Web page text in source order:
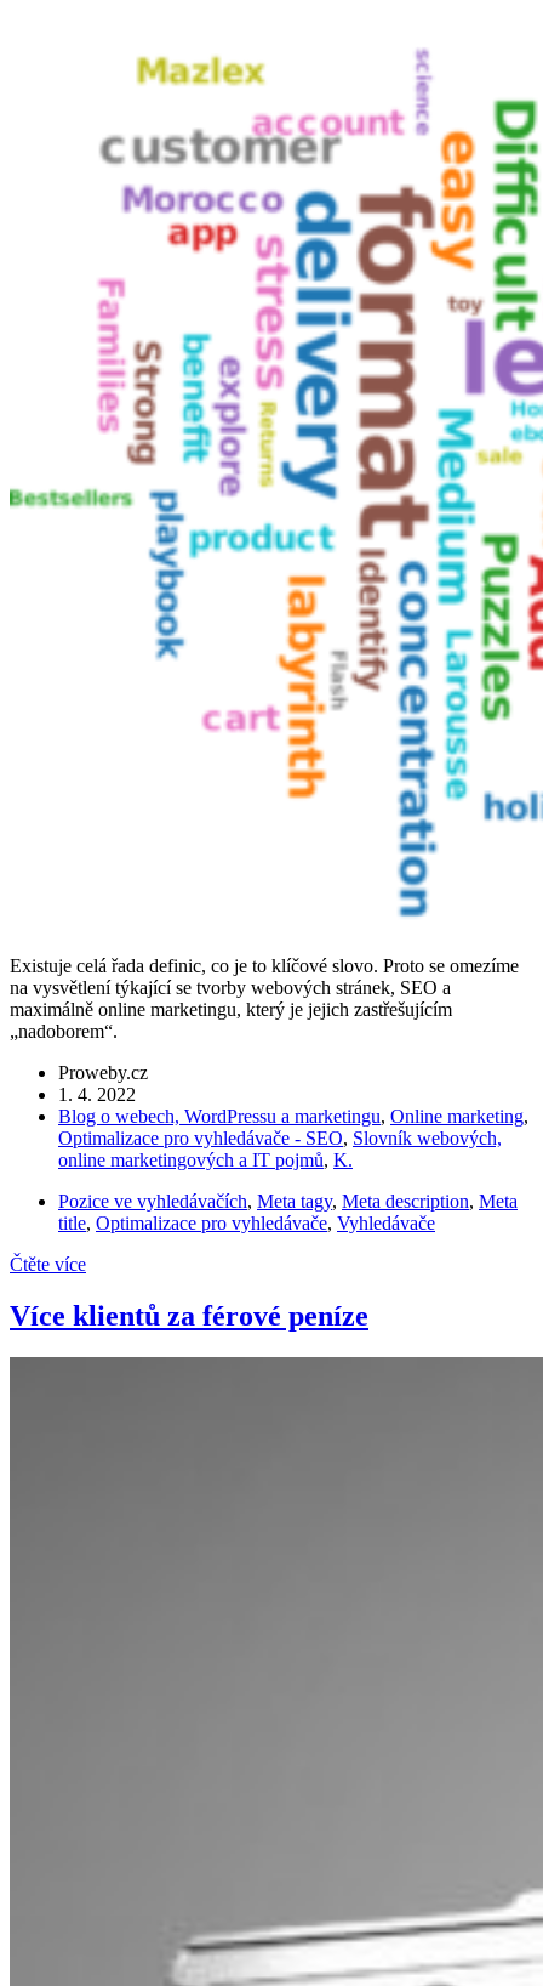
Existuje celá řada definic, co je to klíčové slovo. Proto se omezíme
na vysvětlení týkající se tvorby webových stránek, SEO a
maximálně online marketingu, který je jejich zastřešujícím
„nadoborem“.
Proweby.cz
1. 4. 2022
Blog o webech, WordPressu a marketingu, Online marketing,
Optimalizace pro vyhledávače - SEO, Slovník webových,
online marketingových a IT pojmů, K.
Pozice ve vyhledávačích, Meta tagy, Meta description, Meta
title, Optimalizace pro vyhledávače, Vyhledávače
Čtěte více
Více klientů za férové peníze